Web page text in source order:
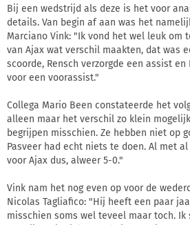
Bij een wedstrijd als deze is het voor
details. Van begin af aan was het
Marciano Vink: "Ik vond het wel leuk om
van Ajax wat verschil maakten, dat was
scoorde, Rensch verzorgde een assist
voor een voorassist."
Collega Mario Been constateerde het
alleen maar het verschil zo klein
begrijpen misschien. Ze hebben niet op
Pasveer had echt niets te doen. Al met
voor Ajax dus, alweer 5-0."
Vink nam het nog even op voor de
Nicolas Tagliafico: "Hij heeft een paar
misschien soms wel teveel maar toch.